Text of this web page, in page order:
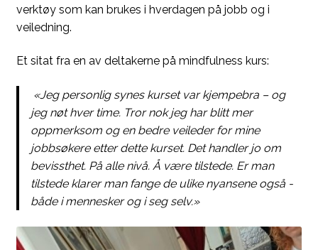
verktøy som kan brukes i hverdagen på jobb og i
veiledning.
Et sitat fra en av deltakerne på mindfulness kurs:
«Jeg personlig synes kurset var kjempebra – og
jeg nøt hver time. Tror nok jeg har blitt mer
oppmerksom og en bedre veileder for mine
jobbsøkere etter dette kurset. Det handler jo om
bevissthet. På alle nivå. Å være tilstede. Er man
tilstede klarer man fange de ulike nyansene også -
både i mennesker og i seg selv.»